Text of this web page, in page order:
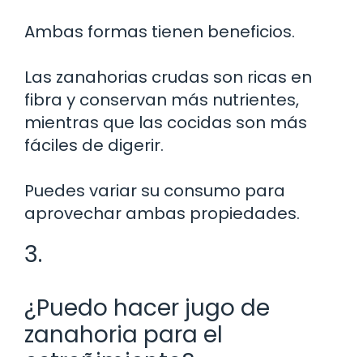
Ambas formas tienen beneficios.
Las zanahorias crudas son ricas en
fibra y conservan más nutrientes,
mientras que las cocidas son más
fáciles de digerir.
Puedes variar su consumo para
aprovechar ambas propiedades.
3.
¿Puedo hacer jugo de
zanahoria para el